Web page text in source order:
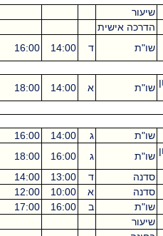
שיעור
הדרכה אישית
שו"ת
ד 14:00
16:00
שו"ת א 14:00
18:00
שו"ת ג 14:00
16:00
שו"ת ג 16:00
18:00
סדנה
ד 13:00
14:00
סדנה
א 10:00
12:00
שו"ת
ב 16:00
17:00
שיעור